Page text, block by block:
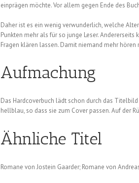
einprägen möchte. Vor allem gegen Ende des
Daher ist es ein wenig verwunderlich, welche
Punkten mehr als für so junge Leser.
Fragen klären lassen. Damit niemand mehr hören
Aufmachung
Das Hardcoverbuch lädt schon durch das
hellblau, so dass sie zum Cover passen. Auf der
Ähnliche Titel
Romane von Jostein Gaarder; Romane von